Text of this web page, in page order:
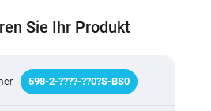
Sie Ihr Produkt
598-2-????-??0?S-BS0